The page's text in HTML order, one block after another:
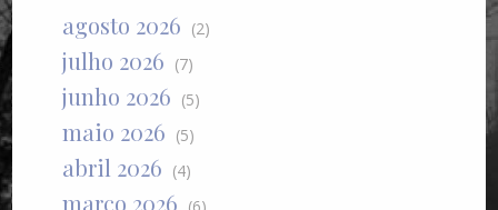
agosto 2026 (2)
julho 2026 (7)
junho 2026 (5)
maio 2026 (5)
abril 2026 (4)
março 2026